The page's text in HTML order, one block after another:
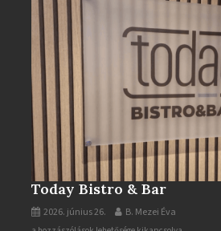
Today Bistro & Bar
2026. június 26. B. Mezei Éva